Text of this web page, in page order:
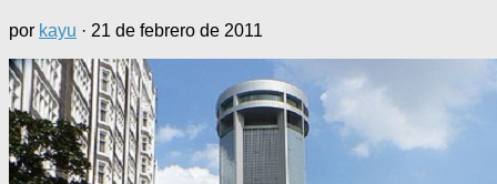
por kayu · 21 de febrero de 2011